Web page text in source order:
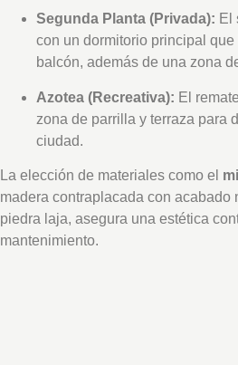
Segunda Planta (Privada): El
con un dormitorio principal
balcón, además de una zona
Azotea (Recreativa): El
zona de parrilla y terraza para
ciudad.
La elección de materiales como el
madera contraplacada con acabado
piedra laja, asegura una estética
mantenimiento.